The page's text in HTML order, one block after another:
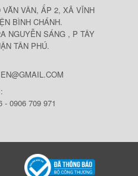
VĂN VÂN, ẤP 2, XÃ VĨNH
BÌNH CHÁNH.
NGUYỄN SÁNG , P TÂY
TÂN PHÚ.
- 0906 709 971